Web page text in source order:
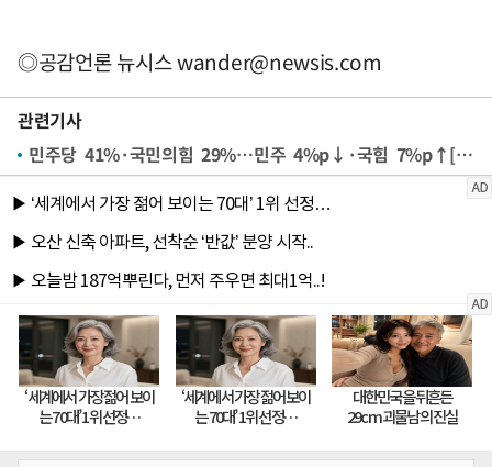
◎공감언론 뉴시스wander@newsis.com
관련기사
민주당 41%·국민의힘 29%…민주 4%p↓·국힘 7%p↑[한국갤럽]